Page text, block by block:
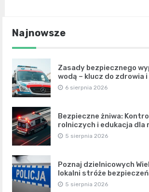
Najnowsze
Zasady bezpiecznego
wodą – klucz do zdrowia
6 sierpnia 2026
Bezpieczne żniwa:
rolniczych i edukacja dla
5 sierpnia 2026
Poznaj dzielnicowych
lokalni stróże
5 sierpnia 2026